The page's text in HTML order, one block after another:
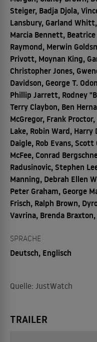
Steiger, Badja Djola,
Lansbury, Garland
Marcia Bennett,
Raymond, Merwin
Privott, Moynan King,
Christopher Jones,
Davidson, George T.
Phillip Jarrett, Rodney
Terry Claybon, Ben
McGregor, Frank
Lake, Robin Ward, Harry
Daigle, Rob Evans,
McFee, Conrad
Radusinovic, Stephen
Manning, Debrah Ellen
Peter Graham, George
Frisch, Ralph Brown,
Vavrina, Brenda
SPRACHE
Deutsch, Englisch
Quelle: JustWatch
TRAILER